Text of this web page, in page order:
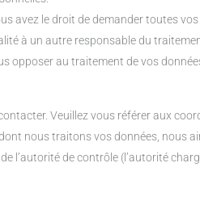
avez le droit de demander toutes
à un autre responsable du
opposer au traitement de vos
Veuillez vous référer aux
nous traitons vos données, nous
l’autorité de contrôle (l’autorité